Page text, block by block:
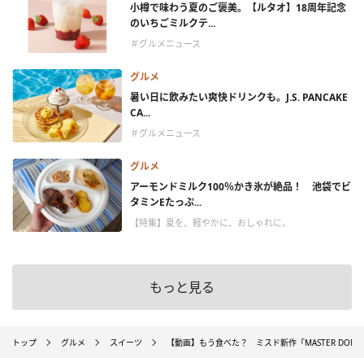
小樽で味わう夏のご褒美。【ルタオ】18周年記念
のいちごミルクテ...
＃グルメニュース
グルメ
暑い日に飲みたい爽快ドリンクも。J.S. PANCAKE
CA...
＃グルメニュース
グルメ
アーモンドミルク100％かき氷が絶品！ 池袋でビ
タミンEたっぷ...
【特集】夏を、軽やかに、おしゃれに。
もっと見る
トップ グルメ スイーツ 【動画】もう食べた？ ミスド新作「MASTER